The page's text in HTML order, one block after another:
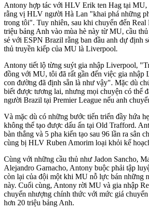
Antony hợp tác với HLV Erik ten Hag tại MU,
rằng vị HLV người Hà Lan "khai phá những
trong tôi". Tuy nhiên, sau khi chuyển đến Real
triệu bảng Anh vào mùa hè này từ MU, cầu
sẻ với ESPN Brazil rằng ban đầu anh dự định
thủ truyền kiếp của MU là Liverpool.
Antony tiết lộ từng suýt gia nhập Liverpool,
đồng với MU, tôi đã rất gần đến việc gia nhập
con đường đã định sẵn là như vậy". Mặc dù
biết được tương lai, nhưng mọi chuyện có thể
người Brazil tại Premier League nếu anh
Và mặc dù có những bước tiến triển đầy hứa
không thể tạo được dấu ấn tại Old Trafford.
bàn thắng và 5 pha kiến tạo sau 96 lần ra sân
cùng bị HLV Ruben Amorim loại khỏi kế
Cùng với những cầu thủ như Jadon Sancho,
Alejandro Garnacho, Antony buộc phải tập
còn lại của đội một khi MU nỗ lực bán những
này. Cuối cùng, Antony rời MU và gia nhập
chuyển nhượng chính thức với mức giá
hơn 20 triệu bảng Anh.